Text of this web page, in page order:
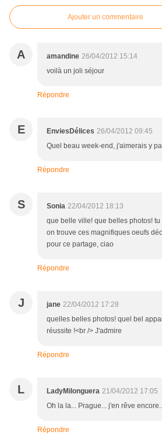
Ajouter un commentaire
A amandine 26/04/2012 15:14
voilà un joli séjour
Répondre
E EnviesDélices 26/04/2012 09:45
Quel beau week-end, j'aimerais y
Répondre
S Sonia 22/04/2012 18:13
que belle ville! que belles photos!
on trouve ces magnifiques oeufs
pour ce partage, ciao
Répondre
J jane 22/04/2012 17:28
quelles belles photos! quel bel
réussite !<br /> J'admire
Répondre
L LadyMilonguera 21/04/2012 17:05
Oh la la... Prague... j'en rêve
Répondre